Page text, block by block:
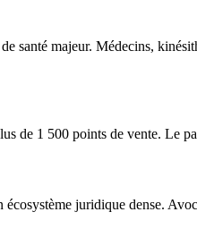
majeur. Médecins,
de 1 500 points de vente. Le
juridique dense.